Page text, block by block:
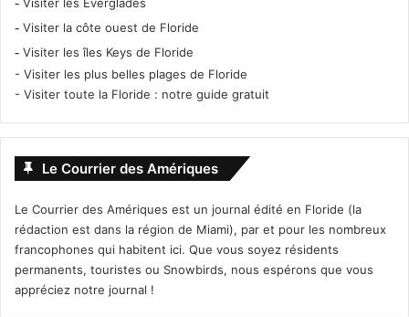
- Visiter la côte ouest de Floride
- Visiter les îles Keys de Floride
- Visiter les plus belles plages de Floride
- Visiter toute la Floride : notre guide gratuit
Le Courrier des Amériques
Le Courrier des Amériques est un journal édité en Floride (la
rédaction est dans la région de Miami), par et pour les nombreux
francophones qui habitent ici. Que vous soyez résidents
permanents, touristes ou Snowbirds, nous espérons que vous
appréciez notre journal !